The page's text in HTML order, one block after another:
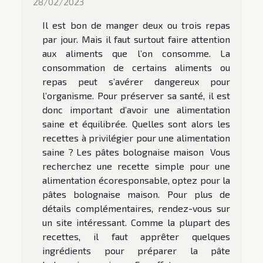
Il est bon de manger deux ou trois repas
par jour. Mais il faut surtout faire attention
aux aliments que l’on consomme. La
consommation de certains aliments ou
repas peut s’avérer dangereux pour
l’organisme. Pour préserver sa santé, il est
donc important d’avoir une alimentation
saine et équilibrée. Quelles sont alors les
recettes à privilégier pour une alimentation
saine ? Les pâtes bolognaise maison Vous
recherchez une recette simple pour une
alimentation écoresponsable, optez pour la
pâtes bolognaise maison. Pour plus de
détails complémentaires, rendez-vous sur
un site intéressant. Comme la plupart des
recettes, il faut apprêter quelques
ingrédients pour préparer la pâte